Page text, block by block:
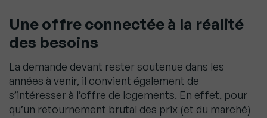
Une offre connectée à la réalité
des besoins
La demande devant rester soutenue dans les
années à venir, il convient également de
s’intéresser à l’offre de logements. En effet, pour
qu’un retournement brutal des prix (et du marché)